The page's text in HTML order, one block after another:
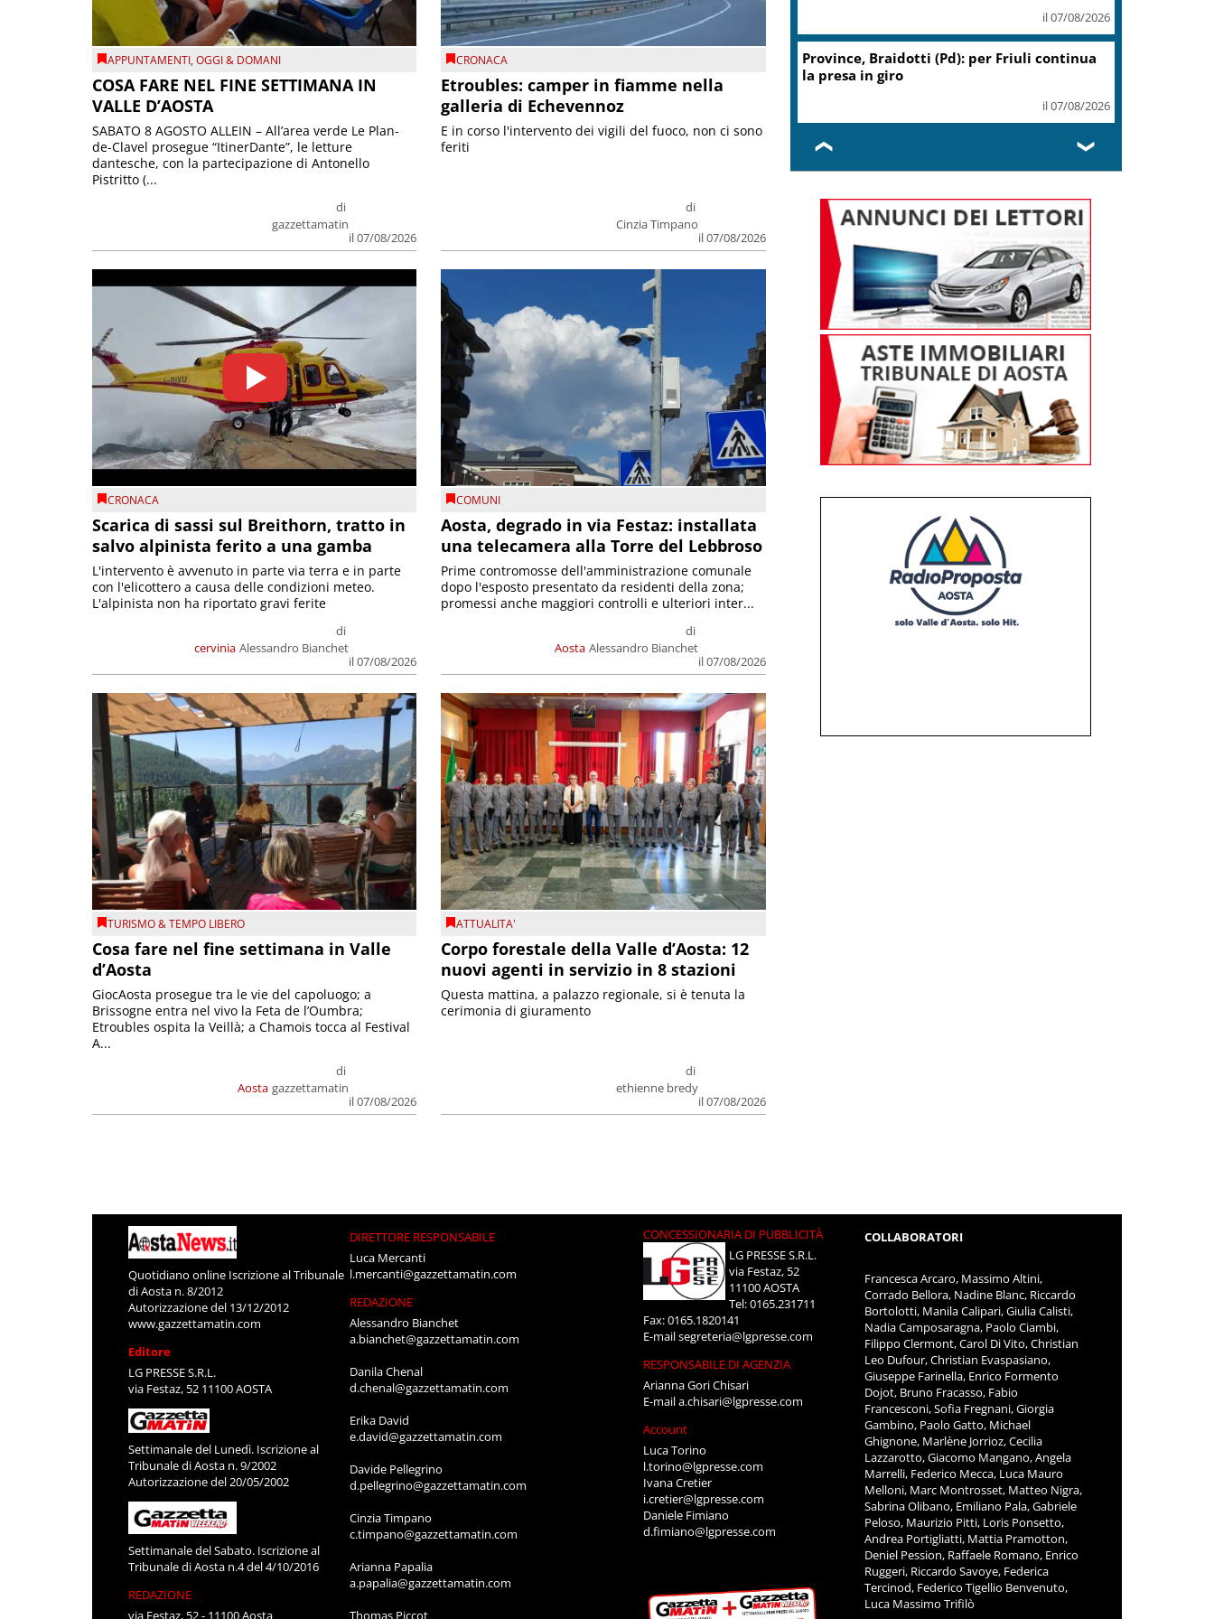
APPUNTAMENTI,OGGI & DOMANI
COSA FARE NEL FINE SETTIMANA IN
VALLE D’AOSTA
di
gazzettamatin
il 07/08/2026
SABATO 8 AGOSTO ALLEIN – All’area verde Le Plan-
de-Clavel prosegue “ItinerDante”, le letture
dantesche, con la partecipazione di Antonello
Pistritto (...
CRONACA
Etroubles: camper in fiamme nella
galleria di Echevennoz
di
Cinzia Timpano
il 07/08/2026
E in corso l'intervento dei vigili del fuoco, non ci sono
feriti
CRONACA
Scarica di sassi sul Breithorn, tratto in
salvo alpinista ferito a una gamba
cervinia
di
Alessandro Bianchet
il 07/08/2026
L'intervento è avvenuto in parte via terra e in parte
con l'elicottero a causa delle condizioni meteo.
L'alpinista non ha riportato gravi ferite
COMUNI
Aosta, degrado in via Festaz: installata
una telecamera alla Torre del Lebbroso
Aosta
di
Alessandro Bianchet
il 07/08/2026
Prime contromosse dell'amministrazione comunale
dopo l'esposto presentato da residenti della zona;
promessi anche maggiori controlli e ulteriori inter...
TURISMO & TEMPO LIBERO
Cosa fare nel fine settimana in Valle
d’Aosta
Aosta
di
gazzettamatin
il 07/08/2026
GiocAosta prosegue tra le vie del capoluogo; a
Brissogne entra nel vivo la Feta de l’Oumbra;
Etroubles ospita la Veillà; a Chamois tocca al Festival
A...
ATTUALITA'
Corpo forestale della Valle d’Aosta: 12
nuovi agenti in servizio in 8 stazioni
di
ethienne bredy
il 07/08/2026
Questa mattina, a palazzo regionale, si è tenuta la
cerimonia di giuramento
il 07/08/2026
Province, Braidotti (Pd): per Friuli continua
la presa in giro
il 07/08/2026
❮ ❯
Quotidiano online Iscrizione al Tribunale
di Aosta n. 8/2012
Autorizzazione del 13/12/2012
www.gazzettamatin.com
Editore
LG PRESSE S.R.L.
via Festaz, 52 11100 AOSTA
Settimanale del Lunedì. Iscrizione al
Tribunale di Aosta n. 9/2002
Autorizzazione del 20/05/2002
Settimanale del Sabato. Iscrizione al
Tribunale di Aosta n.4 del 4/10/2016
REDAZIONE
via Festaz, 52 - 11100 Aosta
DIRETTORE RESPONSABILE
Luca Mercanti
l.mercanti@gazzettamatin.com
REDAZIONE
Alessandro Bianchet
a.bianchet@gazzettamatin.com
Danila Chenal
d.chenal@gazzettamatin.com
Erika David
e.david@gazzettamatin.com
Davide Pellegrino
d.pellegrino@gazzettamatin.com
Cinzia Timpano
c.timpano@gazzettamatin.com
Arianna Papalia
a.papalia@gazzettamatin.com
Thomas Piccot
CONCESSIONARIA DI PUBBLICITÀ
LG PRESSE S.R.L.
via Festaz, 52
11100 AOSTA
Tel: 0165.231711
Fax: 0165.1820141
E-mailsegreteria@lgpresse.com
RESPONSABILE DI AGENZIA
Arianna Gori Chisari
E-maila.chisari@lgpresse.com
Account
Luca Torino
l.torino@lgpresse.com
Ivana Cretier
i.cretier@lgpresse.com
Daniele Fimiano
d.fimiano@lgpresse.com
COLLABORATORI
Francesca Arcaro, Massimo Altini,
Corrado Bellora, Nadine Blanc, Riccardo
Bortolotti, Manila Calipari, Giulia Calisti,
Nadia Camposaragna, Paolo Ciambi,
Filippo Clermont, Carol Di Vito, Christian
Leo Dufour, Christian Evaspasiano,
Giuseppe Farinella, Enrico Formento
Dojot, Bruno Fracasso, Fabio
Francesconi, Sofia Fregnani, Giorgia
Gambino, Paolo Gatto, Michael
Ghignone, Marlène Jorrioz, Cecilia
Lazzarotto, Giacomo Mangano, Angela
Marrelli, Federico Mecca, Luca Mauro
Melloni, Marc Montrosset, Matteo Nigra,
Sabrina Olibano, Emiliano Pala, Gabriele
Peloso, Maurizio Pitti, Loris Ponsetto,
Andrea Portigliatti, Mattia Pramotton,
Deniel Pession, Raffaele Romano, Enrico
Ruggeri, Riccardo Savoye, Federica
Tercinod, Federico Tigellio Benvenuto,
Luca Massimo Trifilò